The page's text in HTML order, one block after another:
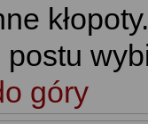
postu
góry